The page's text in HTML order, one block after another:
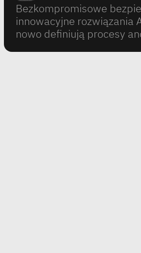
Bezkompromisowe
innowacyjne rozwiązania
nowo definiują procesy